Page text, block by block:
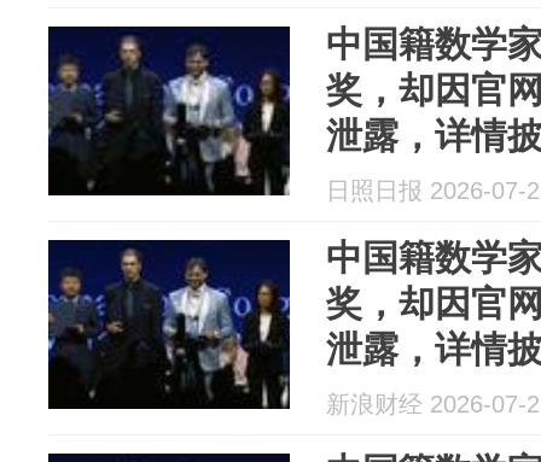
中国籍数学
奖，却因官
泄露，详情
日照日报 2026-07-
中国籍数学
奖，却因官
泄露，详情
新浪财经 2026-07-